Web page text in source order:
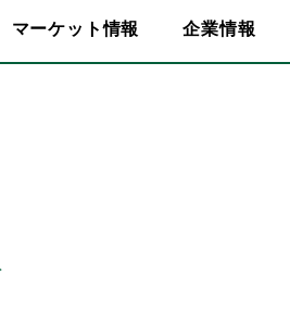
マーケット情報 企業情報